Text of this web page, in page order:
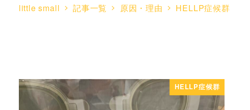
little small 記事一覧 原因・理由 HELLP症候群
HELLP症候群